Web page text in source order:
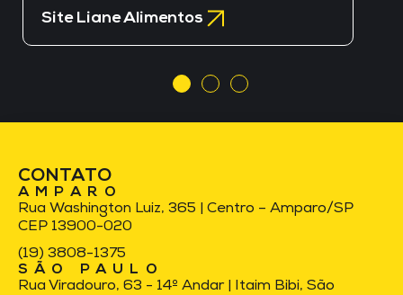
Site Liane Alimentos
CONTATO
AMPARO
Rua Washington Luiz, 365 | Centro – Amparo/SP
CEP 13900-020
(19) 3808-1375
SÃO PAULO
Rua Viradouro, 63 - 14º Andar | Itaim Bibi, São